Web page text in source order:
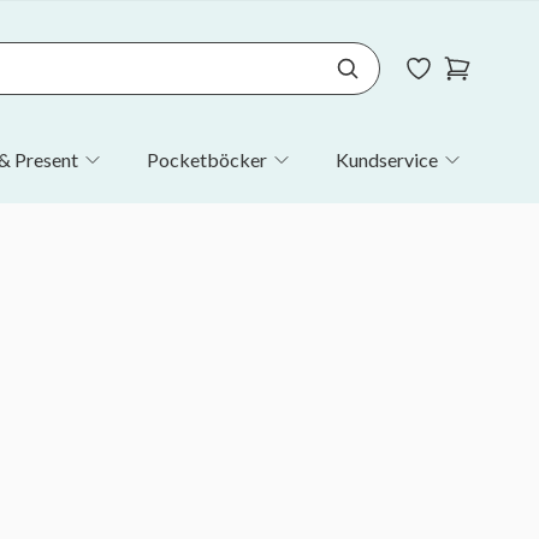
Present Pocketböcker Kundservice